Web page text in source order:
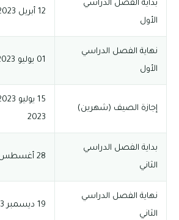
بداية الفصل الدراسي
الأول
12 أبريل 2023
نهاية الفصل الدراسي
الأول
01 يوليو 2023
إجازة الصيف (شهرين)
2023
بداية الفصل الدراسي
الثاني
28 أغسطس 2023
نهاية الفصل الدراسي
الثاني
19 ديسمبر 2023